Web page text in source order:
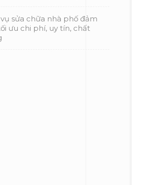
sửa chữa nhà phố đảm
ưu chi phí, uy tín, chất